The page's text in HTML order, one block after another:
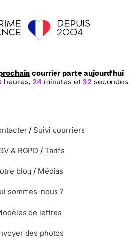
courrier parte aujourd'hui
heures,24 minutes et31secondes
/ Suivi courriers
& RGPD / Tarifs
blog / Médias
sommes-nous ?
de lettres
des photos